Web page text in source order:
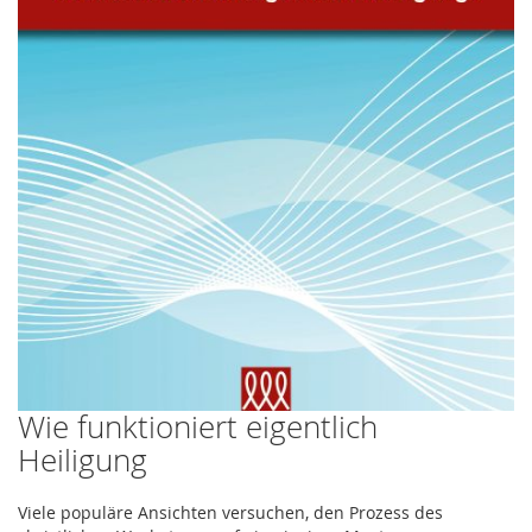
Wie funktioniert eigentlich
Heiligung
Viele populäre Ansichten versuchen, den Prozess des
Zum
Anfang
der
springen